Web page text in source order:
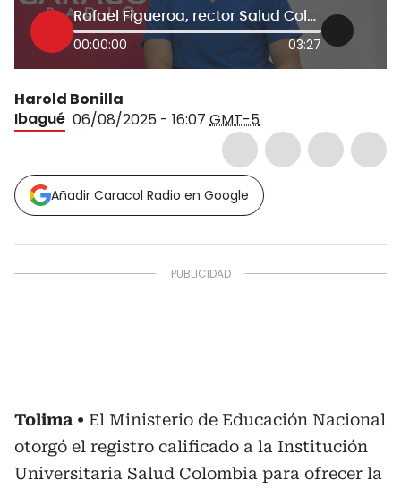
Rafael Figueroa, rector Salud Colombia
00:00:00 03:27
Harold Bonilla
Ibagué 06/08/2025 - 16:07 GMT-5
Añadir Caracol Radio en Google
Tolima
El Ministerio de Educación Nacional
otorgó el registro calificado a la Institución
Universitaria Salud Colombia para ofrecer la